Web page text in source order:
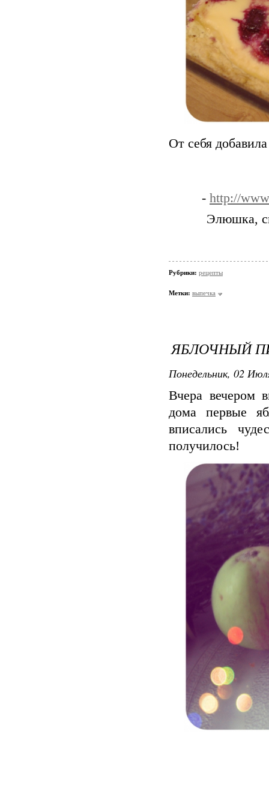
От себя
- http://
Элюшка,
Рубрики: рецепты
Метки: выпечка
ЯБЛОЧНЫЙ
Понедельник, 02
Вчера вечером
дома первые
вписались
получилось!